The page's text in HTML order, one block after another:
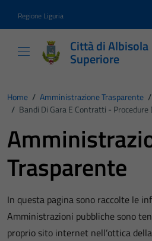
Regione Liguria
Città di Albisola
Superiore
Home / Amministrazione Trasparente /
/ Bandi Di Gara E Contratti -
Trasparente
In questa pagina sono raccolte le
Amministrazioni pubbliche sono
proprio sito internet nell’ottica